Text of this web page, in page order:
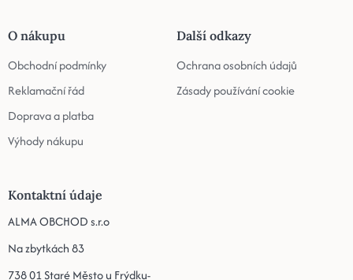
O nákupu
Obchodní podmínky
Reklamační řád
Doprava a platba
Výhody nákupu
Další odkazy
Ochrana osobních údajů
Zásady používání cookie
Kontaktní údaje
ALMA OBCHOD s.r.o
Na zbytkách 83
738 01 Staré Město u Frýdku-